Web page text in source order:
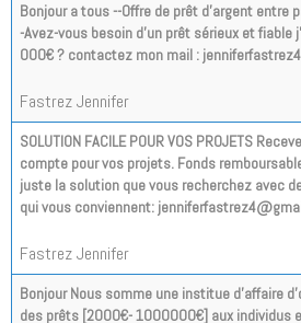
Bonjour a tous --Offre de prêt d'argent entre
-Avez-vous besoin d'un prêt sérieux et
000€ ? contactez mon mail :
Fastrez Jennifer
SOLUTION FACILE POUR VOS PROJETS
compte pour vos projets. Fonds
juste la solution que vous recherchez avec
qui vous conviennent:
Fastrez Jennifer
Bonjour Nous somme une institue d’affaire
des prêts [2000€- 1000000€] aux individus